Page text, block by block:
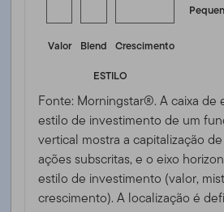
Valor Blend
Crescimento
ESTILO
Fonte: Morningstar®. A caixa de
estilo de investimento de um
vertical mostra a capitalização
ações subscritas, e o eixo
estilo de investimento (valor,
crescimento). A localização é